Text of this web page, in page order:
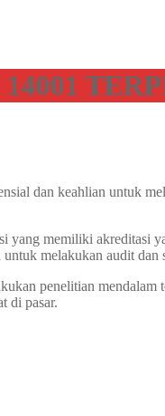
dan keahlian untuk
memiliki akreditasi
melakukan audit
penelitian
di pasar.